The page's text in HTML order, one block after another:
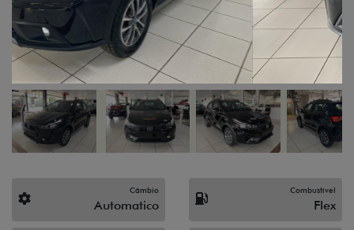
Câmbio
Automatico
Combustível
Flex